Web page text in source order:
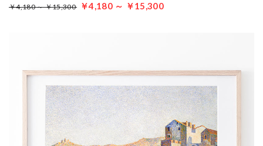
￥4,180 ～ ￥15,300 ￥4,180 ～ ￥15,300